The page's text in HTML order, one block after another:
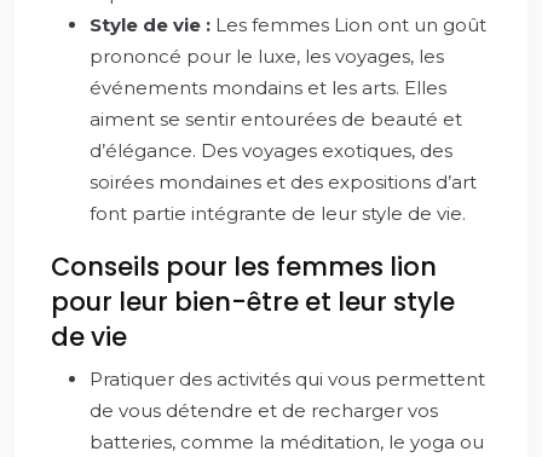
Style de vie : Les femmes Lion ont un goût
prononcé pour le luxe, les voyages, les
événements mondains et les arts. Elles
aiment se sentir entourées de beauté et
d’élégance. Des voyages exotiques, des
soirées mondaines et des expositions d’art
font partie intégrante de leur style de vie.
Conseils pour les femmes lion
pour leur bien-être et leur style
de vie
Pratiquer des activités qui vous permettent
de vous détendre et de recharger vos
batteries, comme la méditation, le yoga ou